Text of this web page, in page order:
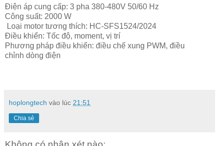
Điện áp cung cấp: 3 pha 380-480V 50/60 Hz
Công suất: 2000 W
Loại motor tương thích: HC-SFS1524/2024
Điều khiển: Tốc độ, moment, vị trí
Phương pháp điều khiển: điều chế xung PWM, điều
chỉnh dòng điện
hoplongtech vào lúc 21:51
Chia sẻ